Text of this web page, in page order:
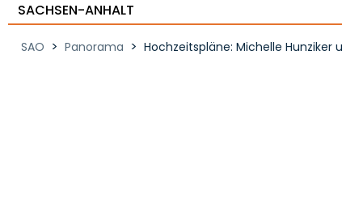
SACHSEN-ANHALT
SAO > Panorama > Hochzeitspläne: Michelle Hunziker